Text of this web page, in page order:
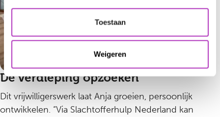
zijn, hoe je contact met ons kunt opnemen en hoe we
persoonlijke gegevens verwerken.
Toestaan
Weigeren
De verdieping opzoeken
Dit vrijwilligerswerk laat Anja groeien, persoonlijk
ontwikkelen. “Via Slachtofferhulp Nederland kan